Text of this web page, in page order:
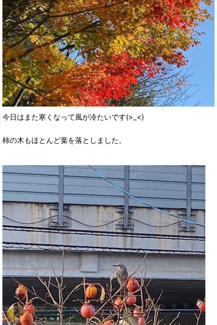
今日はまた寒くなって風が冷たいです(>_<)
柿の木もほとんど葉を落としました。